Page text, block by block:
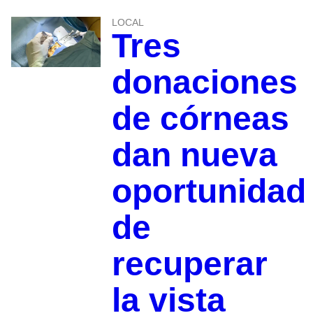
LOCAL
Tres
donaciones
de córneas
dan nueva
oportunidad
de
recuperar
la vista